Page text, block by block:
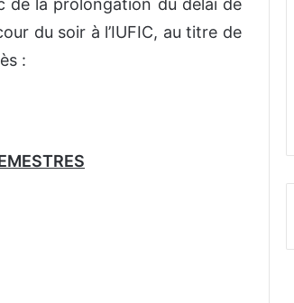
de la prolongation du délai de
du soir à l’IUFIC, au titre de
: